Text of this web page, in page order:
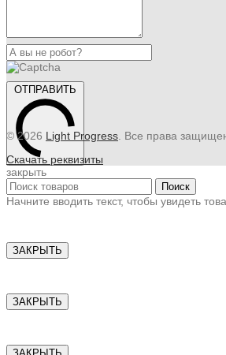
ОТПРАВИТЬ
© 2026 Light Progress . Все права
Скачать реквизиты
закрыть
Поиск
Начните вводить текст, чтобы увидеть
ЗАКРЫТЬ
ЗАКРЫТЬ
ЗАКРЫТЬ